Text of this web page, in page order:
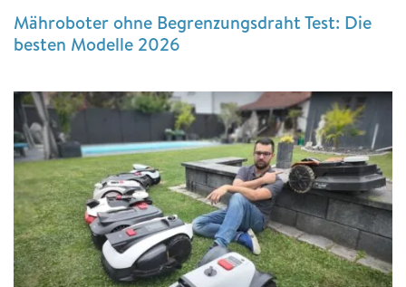
Mähroboter ohne Begrenzungsdraht Test: Die
besten Modelle 2026